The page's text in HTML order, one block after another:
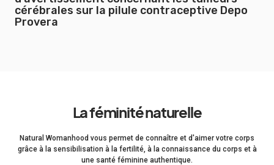
cérébrales sur la pilule contraceptive Depo
Provera
La féminité naturelle
Natural Womanhood vous permet de connaître et d'aimer votre corps
grâce à la sensibilisation à la fertilité, à la connaissance du corps et à
une santé féminine authentique.